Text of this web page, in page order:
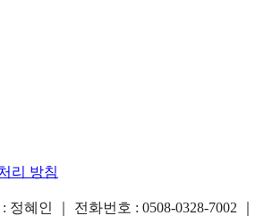
리 방침
정혜인 ｜ 전화번호 : 0508-0328-7002